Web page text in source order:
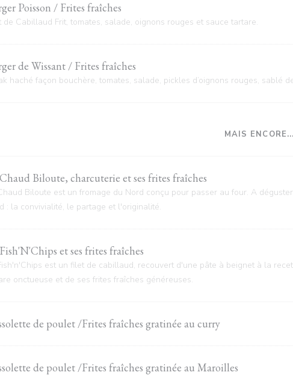
Poisson / Frites fraîches
de Cabillaud Frit, tomates, salade, oignons rouges et sauce tartare.
de Wissant / Frites fraîches
haché façon bouchère, tomates, salade, pickles d’oignons rouges, sablé
MAIS ENCORE...
Biloute, charcuterie et ses frites fraîches
Biloute est un fromage du Nord conçu pour passer au four. A
: la convivialité, le partage et l'originalité.
et ses frites fraîches
est un filet de cabillaud, recouvert d'une pâte à beignet à la
onctueuse et de ses frites fraîches généreuses.
de poulet /Frites fraîches gratinée au curry
de poulet /Frites fraîches gratinée au Maroilles